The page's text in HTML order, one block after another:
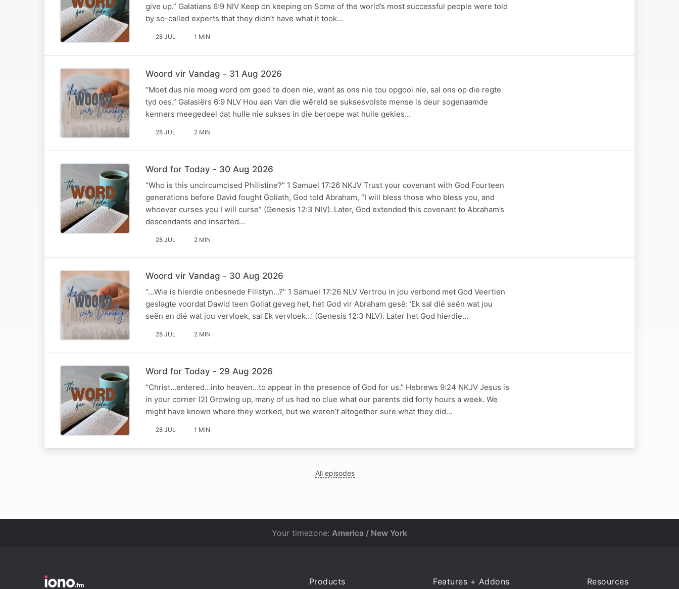
give up.” Galatians 6:9 NIV Keep on keeping on Some of the world’s most successful people were told
by so-called experts that they didn’t have what it took…
28 JUL 1 MIN
Woord vir Vandag - 31 Aug 2026
“Moet dus nie moeg word om goed te doen nie, want as ons nie tou opgooi nie, sal ons op die regte
tyd oes.” Galasiërs 6:9 NLV Hou aan Van die wêreld se suksesvolste mense is deur sogenaamde
kenners meegedeel dat hulle nie sukses in die beroepe wat hulle gekies…
28 JUL 2 MIN
Word for Today - 30 Aug 2026
“Who is this uncircumcised Philistine?” 1 Samuel 17:26 NKJV Trust your covenant with God Fourteen
generations before David fought Goliath, God told Abraham, “I will bless those who bless you, and
whoever curses you I will curse” (Genesis 12:3 NIV). Later, God extended this covenant to Abraham’s
descendants and inserted…
28 JUL 2 MIN
Woord vir Vandag - 30 Aug 2026
“…Wie is hierdie onbesnede Filistyn...?” 1 Samuel 17:26 NLV Vertrou in jou verbond met God Veertien
geslagte voordat Dawid teen Goliat geveg het, het God vir Abraham gesê: ‘Ek sal dié seën wat jou
seën en dié wat jou vervloek, sal Ek vervloek…’ (Genesis 12:3 NLV). Later het God hierdie…
28 JUL 2 MIN
Word for Today - 29 Aug 2026
“Christ…entered…into heaven…to appear in the presence of God for us.” Hebrews 9:24 NKJV Jesus is
in your corner (2) Growing up, many of us had no clue what our parents did forty hours a week. We
might have known where they worked, but we weren’t altogether sure what they did…
28 JUL 1 MIN
All episodes
Your timezone: America / New York
Products Features + Addons Resources